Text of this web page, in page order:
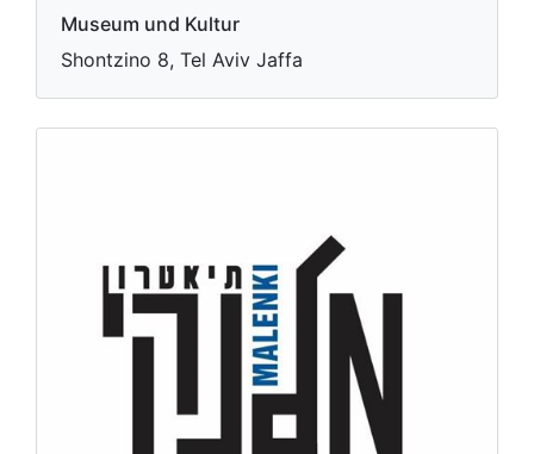
Museum und Kultur
Shontzino 8, Tel Aviv Jaffa